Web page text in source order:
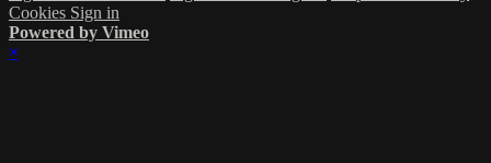
Cookies Sign in
Powered by Vimeo
×